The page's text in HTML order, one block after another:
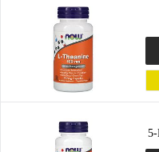
5-